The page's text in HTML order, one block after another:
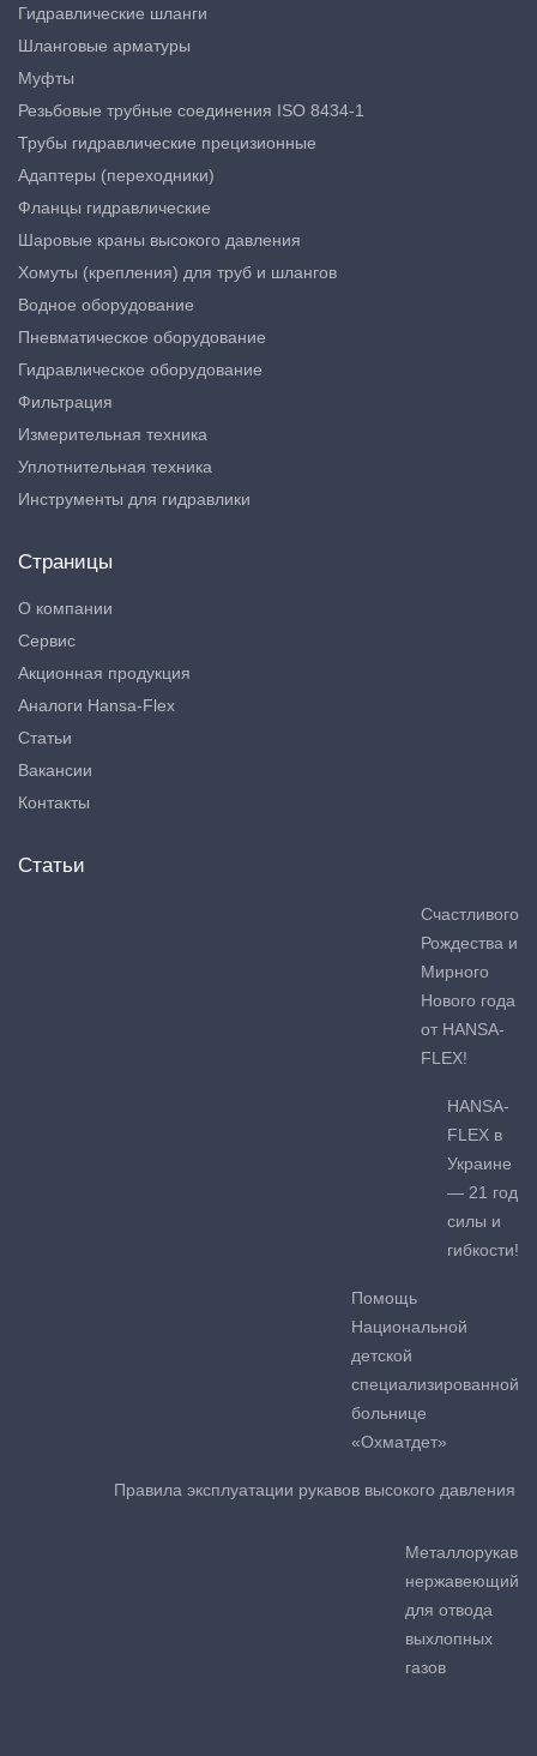
Гидравлические шланги
Шланговые арматуры
Муфты
Резьбовые трубные соединения ISO 8434-1
Трубы гидравлические прецизионные
Адаптеры (переходники)
Фланцы гидравлические
Шаровые краны высокого давления
Хомуты (крепления) для труб и шлангов
Водное оборудование
Пневматическое оборудование
Гидравлическое оборудование
Фильтрация
Измерительная техника
Уплотнительная техника
Инструменты для гидравлики
Страницы
О компании
Сервис
Акционная продукция
Аналоги Hansa-Flex
Статьи
Вакансии
Контакты
Статьи
Счастливого
Рождества и
Мирного
Нового года
от HANSA-
FLEX!
HANSA-
FLEX в
Украине
— 21 год
силы и
гибкости!
Помощь
Национальной
детской
специализированной
больнице
«Охматдет»
Правила эксплуатации рукавов высокого давления
Металлорукав
нержавеющий
для отвода
выхлопных
газов